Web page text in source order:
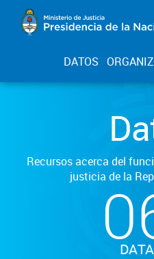
DATOS
Recursos acerca del
justicia de la